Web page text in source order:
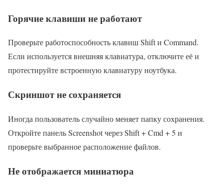
Горячие клавиши не работают
Проверьте работоспособность клавиш Shift и Command.
Если используется внешняя клавиатура, отключите её и
протестируйте встроенную клавиатуру ноутбука.
Скриншот не сохраняется
Иногда пользователь случайно меняет папку сохранения.
Откройте панель Screenshot через Shift + Cmd + 5 и
проверьте выбранное расположение файлов.
Не отображается миниатюра